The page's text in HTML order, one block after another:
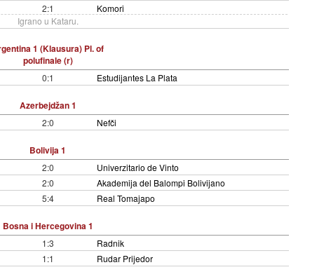
2:1
Komori
Igrano u Kataru.
1 (Klausura) Pl. of
polufinale (r)
0:1 Estudijantes La Plata
Azerbejdžan 1
2:0 Nefči
Bolivija 1
2:0
Univerzitario de Vinto
2:0
Akademija del Balompi Bolivijano
5:4 Real Tomajapo
Bosna i Hercegovina 1
1:3
Radnik
1:1 Rudar Prijedor